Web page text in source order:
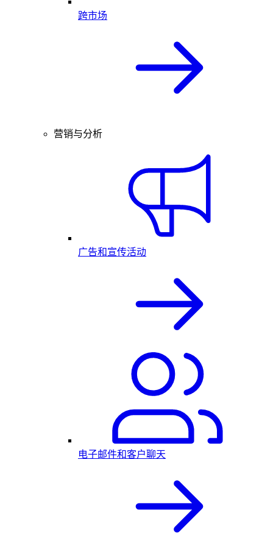
跨市场
营销与分析
广告和宣传活动
电子邮件和客户聊天